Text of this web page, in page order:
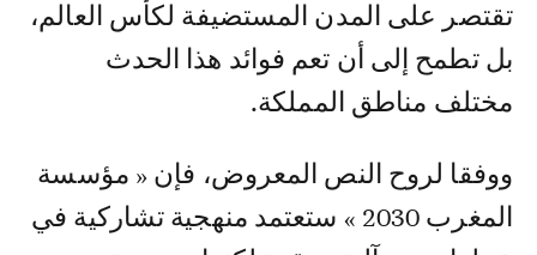
تقتصر على المدن المستضيفة لكأس العالم،
بل تطمح إلى أن تعم فوائد هذا الحدث
مختلف مناطق المملكة.
ووفقا لروح النص المعروض، فإن « مؤسسة
المغرب 2030 » ستعتمد منهجية تشاركية في